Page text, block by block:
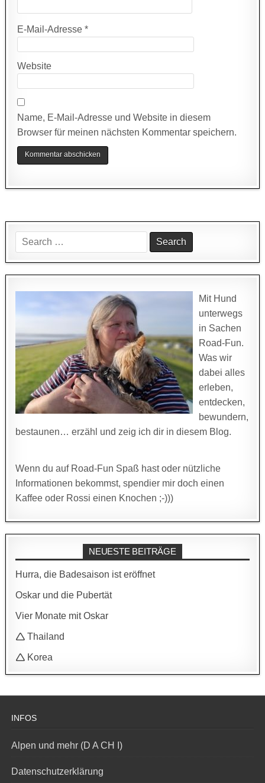
E-Mail-Adresse*
Website
Name, E-Mail-Adresse und Website in diesem
Browser für meinen nächsten Kommentar speichern.
Search
for:
Mit Hund
unterwegs
in Sachen
Road-Fun.
Was wir
dabei alles
erleben,
entdecken,
bewundern,
bestaunen… erzähl und zeig ich dir in diesem Blog.
Wenn du auf Road-Fun Spaß hast oder nützliche
Informationen bekommst, spendier mir doch einen
Kaffee oder Rossi einen Knochen ;-)))
NEUESTE BEITRÄGE
Hurra, die Badesaison ist eröffnet
Oskar und die Pubertät
Vier Monate mit Oskar
🛆 Thailand
🛆 Korea
INFOS
Alpen und mehr (D A CH I)
Datenschutzerklärung